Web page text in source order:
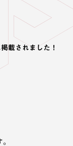
掲載されました！